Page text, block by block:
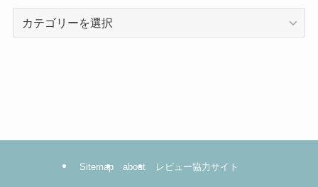
コ
Sitemap about レビュー協力サイト